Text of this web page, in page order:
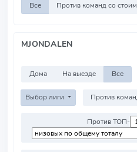
Все
MJONDALEN
Дома На выезде Все
Выбор лиги
Против ТОП-